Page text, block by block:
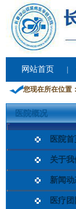
网站首页
您现在所在位置：
医院概况
医院首
关于我
新闻动
医疗团